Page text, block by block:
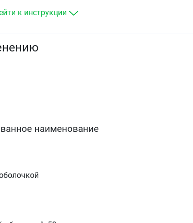
Хроническая сердечная недостаточность (в составе
протеинурией для замедления прогрессирования
к инструкции
наименование